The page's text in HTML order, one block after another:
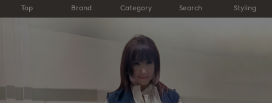
Top Brand Category Search Styling